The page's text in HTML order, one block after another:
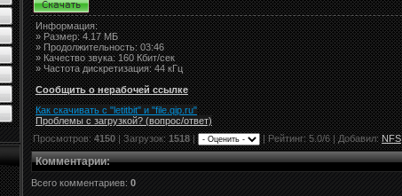
Информация:
»Размер:4.17 МБ
» Продолжительность: 03:46
» Качество звука: 160 Кбит/сек
» Частота дискретизация: 44 кГц
Сообщить о нерабочей ссылке
Как скачивать с "letitbit" и "file.qip.ru"
Проблемы с загрузкой? (вопрос/ответ)
Просмотров:4150| Загрузок:1518| |Рейтинг:5.0/6 | Добавил:NFS
Комментарии:
Всего комментариев: 0